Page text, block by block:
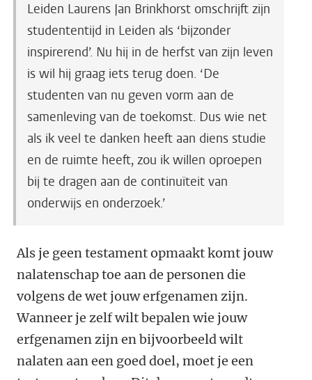
Leiden Laurens Jan Brinkhorst omschrijft zijn
studententijd in Leiden als ‘bijzonder
inspirerend’. Nu hij in de herfst van zijn leven
is wil hij graag iets terug doen. ‘De
studenten van nu geven vorm aan de
samenleving van de toekomst. Dus wie net
als ik veel te danken heeft aan diens studie
en de ruimte heeft, zou ik willen oproepen
bij te dragen aan de continuïteit van
onderwijs en onderzoek.’
Als je geen testament opmaakt komt jouw
nalatenschap toe aan de personen die
volgens de wet jouw erfgenamen zijn.
Wanneer je zelf wilt bepalen wie jouw
erfgenamen zijn en bijvoorbeeld wilt
nalaten aan een goed doel, moet je een